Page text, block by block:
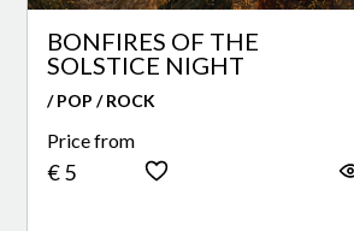
BONFIRES OF THE
SOLSTICE NIGHT
/ POP / ROCK
Price from
€ 5